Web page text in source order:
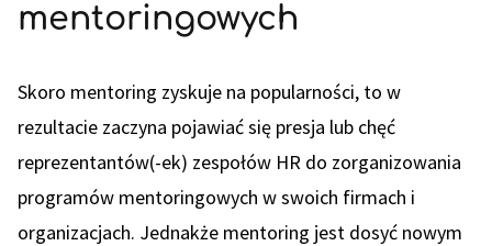
mentoringowych
Skoro mentoring zyskuje na popularności, to w
rezultacie zaczyna pojawiać się presja lub chęć
reprezentantów(-ek) zespołów HR do zorganizowania
programów mentoringowych w swoich firmach i
organizacjach. Jednakże mentoring jest dosyć nowym